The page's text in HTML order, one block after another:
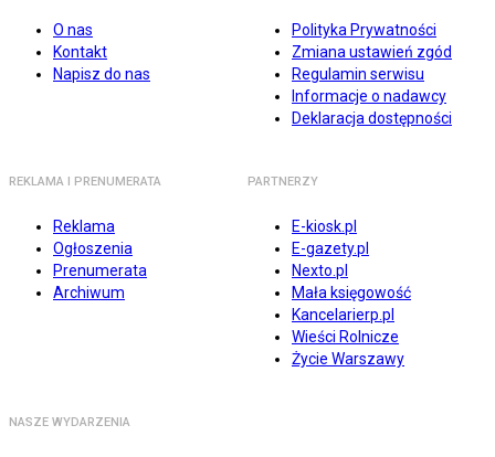
O nas
Kontakt
Napisz do nas
Polityka Prywatności
Zmiana ustawień zgód
Regulamin serwisu
Informacje o nadawcy
Deklaracja dostępności
REKLAMA I PRENUMERATA
Reklama
Ogłoszenia
Prenumerata
Archiwum
PARTNERZY
E-kiosk.pl
E-gazety.pl
Nexto.pl
Mała księgowość
Kancelarierp.pl
Wieści Rolnicze
Życie Warszawy
NASZE WYDARZENIA